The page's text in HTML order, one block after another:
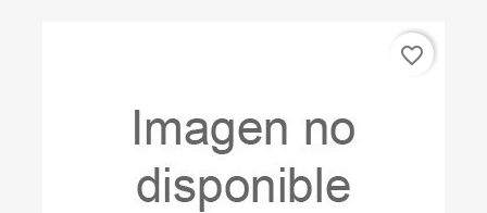
favorite_border